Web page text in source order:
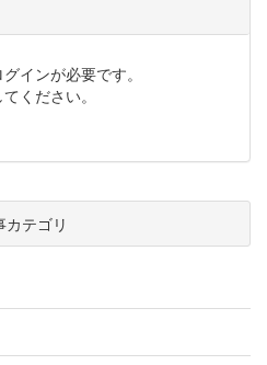
インが必要です。
ください。
カテゴリ